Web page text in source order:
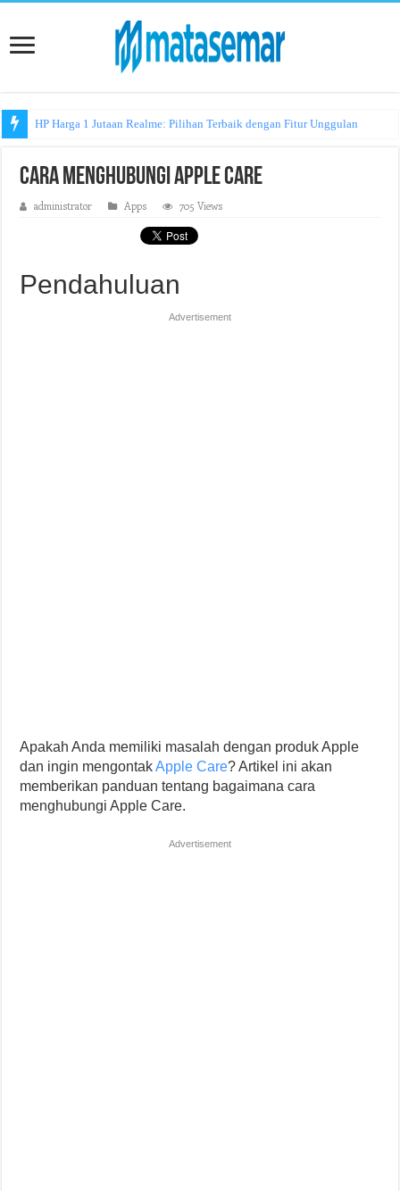
HP Harga 1 Jutaan Realme: Pilihan Terbaik dengan Fitur Unggulan
Cara Menghubungi Apple Care
administrator Apps 705 Views
Pendahuluan
Advertisement
Apakah Anda memiliki masalah dengan produk Apple
dan ingin mengontakApple Care? Artikel ini akan
memberikan panduan tentang bagaimana cara
menghubungi Apple Care.
Advertisement